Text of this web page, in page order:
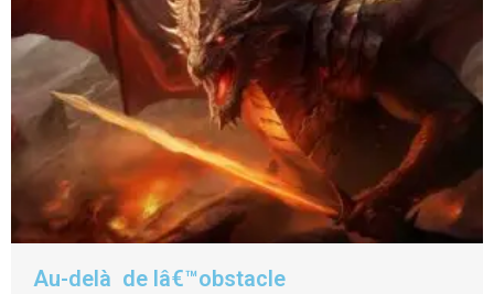
Au-delà de lâ€™obstacle